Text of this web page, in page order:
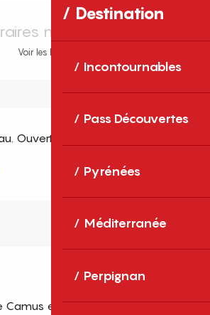
Destination
Incontournables
Pass Découvertes
Pyrénées
Méditerranée
Perpignan
non définis
Voir les horaires
Ouvert à l'année.
Camus et bld Desnoyer Sur le